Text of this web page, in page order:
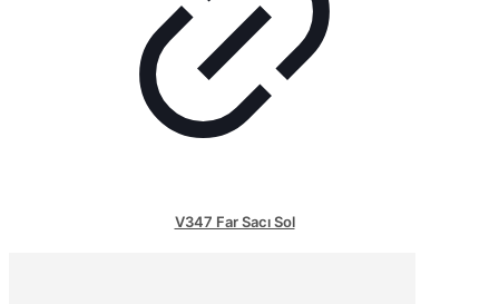
V347 Far Sacı Sol